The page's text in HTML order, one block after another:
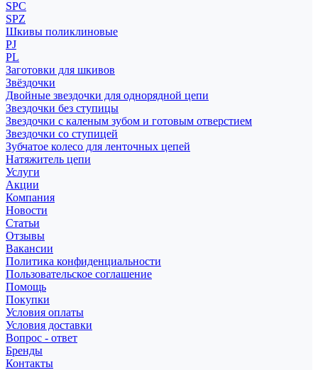
SPC
SPZ
Шкивы поликлиновые
PJ
PL
Заготовки для шкивов
Звёздочки
Двойные звездочки для однорядной цепи
Звездочки без ступицы
Звездочки с каленым зубом и готовым отверстием
Звездочки со ступицей
Зубчатое колесо для ленточных цепей
Натяжитель цепи
Услуги
Акции
Компания
Новости
Статьи
Отзывы
Вакансии
Политика конфиденциальности
Пользовательское соглашение
Помощь
Покупки
Условия оплаты
Условия доставки
Вопрос - ответ
Бренды
Контакты